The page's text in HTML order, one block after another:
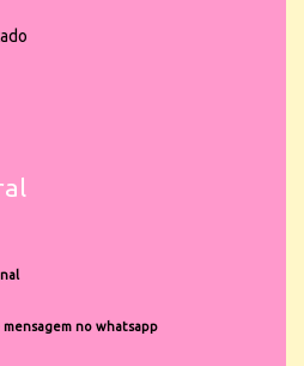
no whatsapp